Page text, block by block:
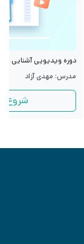
دوره ویدیویی آشنایی با
مدرس: مهدی آزاد
شروع